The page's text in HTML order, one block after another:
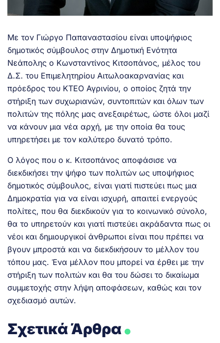
Με τον Γιώργο Παπαναστασίου είναι υποψήφιος
δημοτικός σύμβουλος στην Δημοτική Ενότητα
Νεάπολης ο Κωνσταντίνος Κιτσοπάνος, μέλος του
Δ.Σ. του Επιμελητηρίου Αιτωλοακαρνανίας και
πρόεδρος του ΚΤΕΟ Αγρινίου, ο οποίος ζητά την
στήριξη των συχωριανών, συντοπιτών και όλων των
πολιτών της πόλης μας ανεξαιρέτως, ώστε όλοι μαζί
να κάνουν μια νέα αρχή, με την οποία θα τους
υπηρετήσει με τον καλύτερο δυνατό τρόπο.
Ο λόγος που ο κ. Κιτσοπάνος αποφάσισε να
διεκδικήσει την ψήφο των πολιτών ως υποψήφιος
δημοτικός σύμβουλος, είναι γιατί πιστεύει πως μια
Δημοκρατία για να είναι ισχυρή, απαιτεί ενεργούς
πολίτες, που θα διεκδικούν για το κοινωνικό σύνολο,
θα το υπηρετούν και γιατί πιστεύει ακράδαντα πως οι
νέοι και δημιουργικοί άνθρωποι είναι που πρέπει να
βγουν μπροστά και να διεκδικήσουν το μέλλον του
τόπου μας. Ένα μέλλον που μπορεί να έρθει με την
στήριξη των πολιτών και θα του δώσει το δικαίωμα
συμμετοχής στην λήψη αποφάσεων, καθώς και τον
σχεδιασμό αυτών.
Σχετικά Άρθρα.